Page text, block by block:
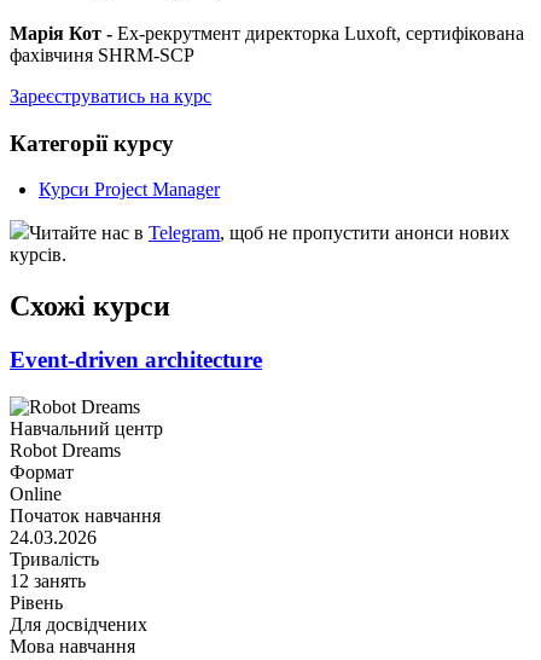
Марія Кот - Ех-рекрутмент директорка Luxoft, сертифікована
фахівчиня SHRM-SCP
Зареєструватись на курс
Категорії курсу
Курси Project Manager
Читайте нас в Telegram, щоб не пропустити анонси нових
курсів.
Схожі курси
Event-driven architecture
Навчальний центр
Robot Dreams
Формат
Online
Початок навчання
24.03.2026
Тривалість
12 занять
Рівень
Для досвідчених
Мова навчання